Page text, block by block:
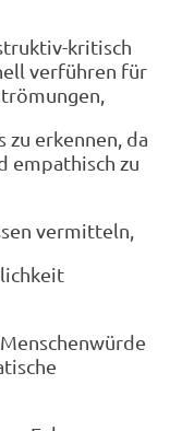
kritisch
verführen für
zu erkennen, da
empathisch zu
vermitteln,